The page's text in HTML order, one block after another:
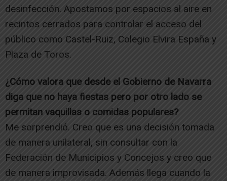
desinfección. Apostamos por espacios al aire en
recintos cerrados para controlar el acceso del
público como Castel-Ruiz, Colegio Elvira España y
Plaza de Toros.
¿Cómo valora que desde el Gobierno de Navarra
diga que no haya fiestas pero por otro lado se
permitan vaquillas o comidas populares?
Me sorprendió. Creo que es una decisión tomada
de manera unilateral, sin consultar con la
Federación de Municipios y Concejos y creo que
de manera improvisada. Además llega cuando la